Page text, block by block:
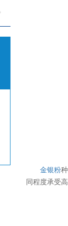
金银粉
同程度承受